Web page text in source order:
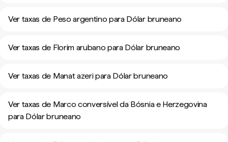
Ver taxas de Peso argentino para Dólar bruneano
Ver taxas de Florim arubano para Dólar bruneano
Ver taxas de Manat azeri para Dólar bruneano
Ver taxas de Marco conversível da Bósnia e Herzegovina
para Dólar bruneano